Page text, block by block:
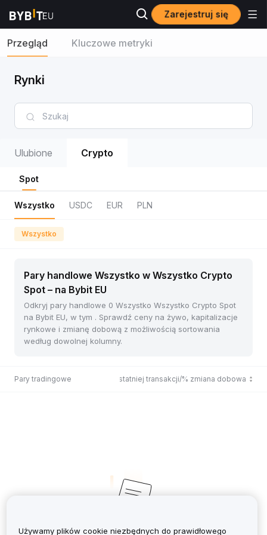
Zarejestruj się
Przegląd Kluczowe metryki
Rynki
Ulubione Crypto
Spot
Wszystko USDC EUR PLN
Wszystko
Pary handlowe Wszystko w Wszystko Crypto
Spot – na Bybit EU
Odkryj pary handlowe 0 Wszystko Wszystko Crypto Spot
na Bybit EU, w tym . Sprawdź ceny na żywo, kapitalizacje
rynkowe i zmianę dobową z możliwością sortowania
według dowolnej kolumny.
Pary tradingowe Cena ostatniej transakcji/% zmiana dobowa
Używamy plików cookie niezbędnych do prawidłowego